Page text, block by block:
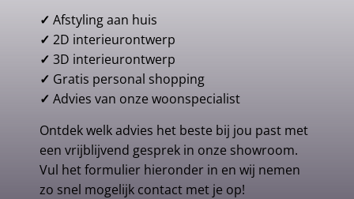
✓ Afstyling aan huis
✓ 2D interieurontwerp
✓ 3D interieurontwerp
✓ Gratis personal shopping
✓ Advies van onze woonspecialist
Ontdek welk advies het beste bij jou past met
een vrijblijvend gesprek in onze showroom.
Vul het formulier hieronder in en wij nemen
zo snel mogelijk contact met je op!